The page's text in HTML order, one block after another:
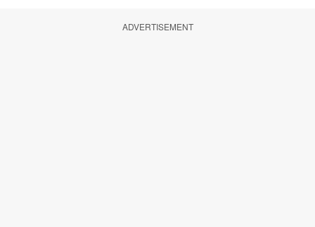
ADVERTISEMENT